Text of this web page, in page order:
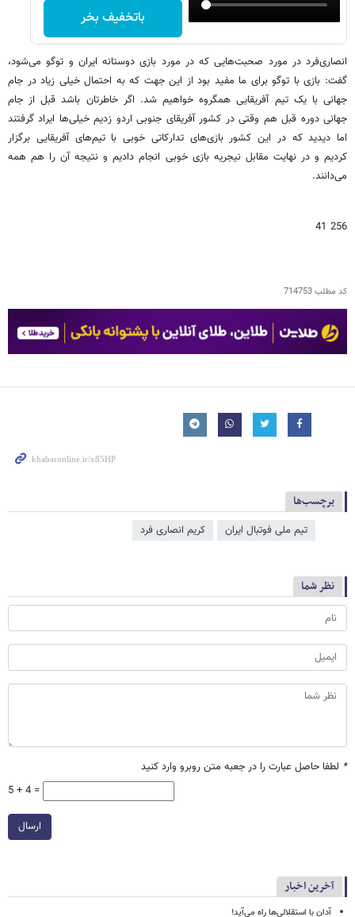
باتخفیف بخر
انصاری‌فرد در مورد صحبت‌هایی که در مورد بازی دوستانه ایران و توگو می‌شود،
گفت: بازی با توگو برای ما مفید بود از این جهت که به احتمال خیلی زیاد در جام‌
جهانی با یک تیم آفریقایی همگروه خواهیم شد. اگر خاطرتان باشد قبل از جام
جهانی دوره قبل هم وقتی در کشور آفریقای جنوبی اردو زدیم خیلی‌ها ایراد گرفتند
اما دیدید که در این کشور بازی‌های تدارکاتی خوبی با تیم‌های آفریقایی برگزار
کردیم و در نهایت مقابل نیجریه بازی خوبی انجام دادیم و نتیجه آن را هم همه
می‌دانند.
256 41
کد مطلب714753
برچسب‌ها
تیم ملی فوتبال ایران کریم انصاری فرد
نظر شما
* لطفا حاصل عبارت را در جعبه متن روبرو وارد کنید
5 + 4 =
ارسال
آخرین اخبار
آدان با استقلالی‌ها راه می‌آید!